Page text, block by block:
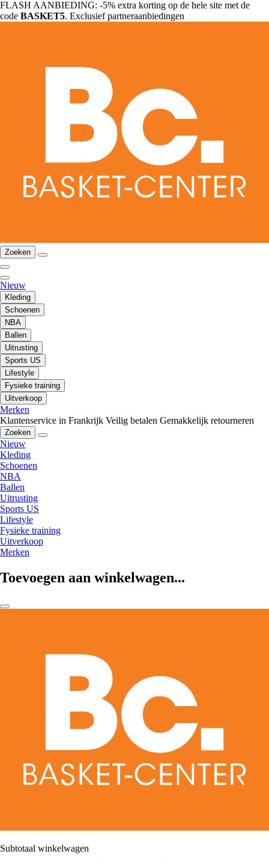
FLASH AANBIEDING: -5% extra korting op de hele site met de
code BASKET5. Exclusief partneraanbiedingen
Zoeken
Nieuw
Kleding
Schoenen
NBA
Ballen
Uitrusting
Sports US
Lifestyle
Fysieke training
Uitverkoop
Merken
Klantenservice in Frankrijk Veilig betalen Gemakkelijk retourneren
Zoeken
Nieuw
Kleding
Schoenen
NBA
Ballen
Uitrusting
Sports US
Lifestyle
Fysieke training
Uitverkoop
Merken
Toevoegen aan winkelwagen...
Subtotaal winkelwagen